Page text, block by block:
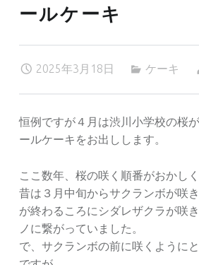
ールケーキ
2025年3月18日 ケーキ
恒例ですが４月は渋川小学校の桜
ールケーキをお出しします。
ここ数年、桜の咲く順番がおかし
昔は３月中旬からサクランボが咲
が終わるころにシダレザクラが咲
ノに繋がっていました。
で、サクランボの前に咲くように